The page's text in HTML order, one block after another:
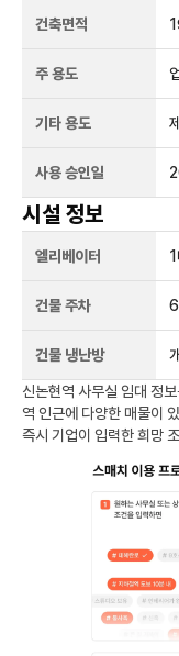
건축면적
주 용도
기타 용도
사용 승인일
시설 정보
엘리베이터 1
건물 주차 6
건물 냉난방
신논현역 사무실 임대 정
역 인근에 다양한 매물이
즉시 기업이 입력한 희망